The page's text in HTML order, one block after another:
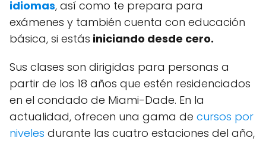
idiomas, así como te prepara para
exámenes y también cuenta con educación
básica, si estás iniciando desde cero.
Sus clases son dirigidas para personas a
partir de los 18 años que estén residenciados
en el condado de Miami-Dade. En la
actualidad, ofrecen una gama de cursos por
niveles durante las cuatro estaciones del año,